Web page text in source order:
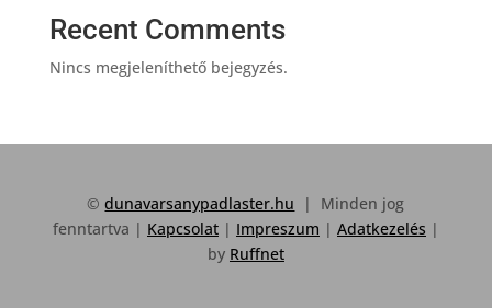
Recent Comments
Nincs megjeleníthető bejegyzés.
©dunavarsanypadlaster.hu | Minden jog
fenntartva | Kapcsolat | Impreszum | Adatkezelés |
by Ruffnet